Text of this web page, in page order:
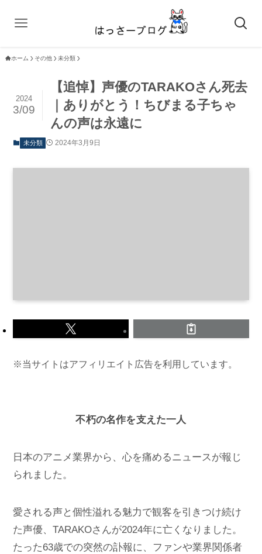
ホーム その他 未分類
【追悼】声優のTARAKOさん死去
｜ありがとう！ちびまる子ちゃ
んの声は永遠に
2024
3/09
未分類 2024年3月9日
※当サイトはアフィリエイト広告を利用しています。
不朽の名作を支えた一人
日本のアニメ業界から、心を痛めるニュースが報じ
られました。
愛される声と個性溢れる魅力で観客を引きつけ続け
た声優、TARAKOさんが2024年に亡くなりました。
たった63歳での突然の訃報に、ファンや業界関係者